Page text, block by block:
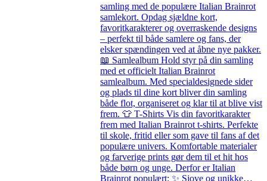
samling med de populære Italian Brainrot
samlekort. Opdag sjældne kort,
favoritkarakterer og overraskende designs
– perfekt til både samlere og fans, der
elsker spændingen ved at åbne nye pakker.
📖 Samlealbum Hold styr på din samling
med et officielt Italian Brainrot
samlealbum. Med specialdesignede sider
og plads til dine kort bliver din samling
både flot, organiseret og klar til at blive vist
frem. 👕 T-Shirts Vis din favoritkarakter
frem med Italian Brainrot t-shirts. Perfekte
til skole, fritid eller som gave til fans af det
populære univers. Komfortable materialer
og farverige prints gør dem til et hit hos
både børn og unge. Derfor er Italian
Brainrot populært: ✨ Sjove og unikke…